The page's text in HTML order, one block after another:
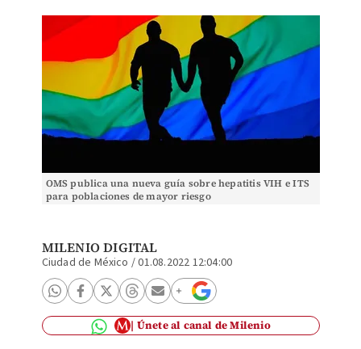
OMS publica una nueva guía sobre hepatitis VIH e ITS
para poblaciones de mayor riesgo
MILENIO DIGITAL
Ciudad de México /01.08.2022 12:04:00
Únete al canal de Milenio